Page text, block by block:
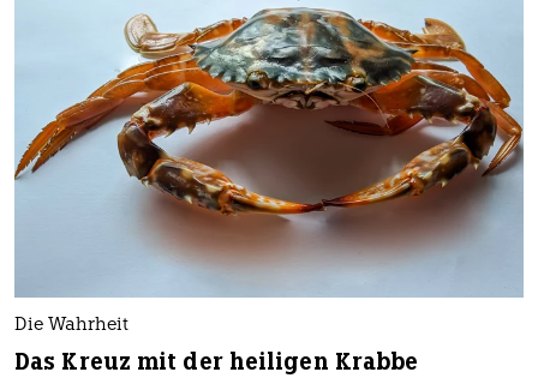
Die Wahrheit
Das Kreuz mit der heiligen Krabbe